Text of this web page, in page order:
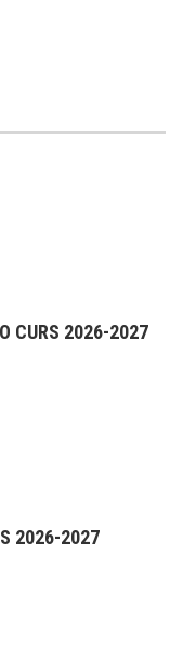
CURS 2026-2027
2026-2027